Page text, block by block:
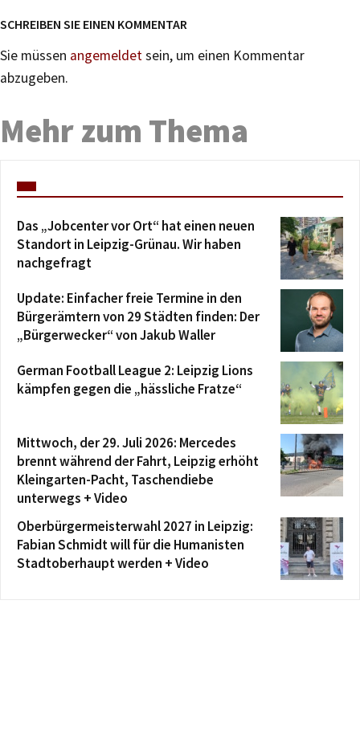
SCHREIBEN SIE EINEN KOMMENTAR
Sie müssen angemeldetsein, um einen Kommentar
abzugeben.
Mehr zum Thema
Das „Jobcenter vor Ort“ hat einen neuen
Standort in Leipzig-Grünau. Wir haben
nachgefragt
Update: Einfacher freie Termine in den
Bürgerämtern von 29 Städten finden: Der
„Bürgerwecker“ von Jakub Waller
German Football League 2: Leipzig Lions
kämpfen gegen die „hässliche Fratze“
Mittwoch, der 29. Juli 2026: Mercedes
brennt während der Fahrt, Leipzig erhöht
Kleingarten-Pacht, Taschendiebe
unterwegs + Video
Oberbürgermeisterwahl 2027 in Leipzig:
Fabian Schmidt will für die Humanisten
Stadtoberhaupt werden + Video